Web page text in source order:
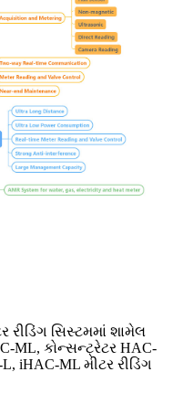
રીડિંગ સિસ્ટમમાં શામેલ
ML, કોન્સન્ટ્રેટર HAC-
iHAC-ML મીટર રીડિંગ